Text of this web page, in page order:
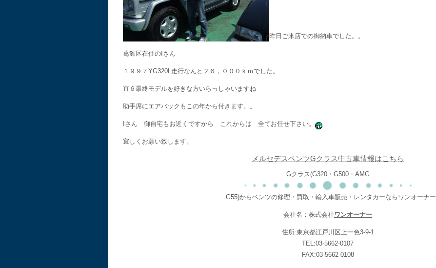
昨日ご来店での御納車でした。。
葛飾区在住のIさん
１９９７YG320L走行なんと２６，０００ｋｍでした。
直６最終モデルを好きな方いらっしゃいますね
助手席にエアバックもこの年から付きます。。
Iさん 御自宅もお近くですから これからは 全てお任せ下さい。
宜しくお願い致します。
メルセデスベンツGクラス中古車情報はこちら
Gクラス(G320・G500・AMG
G55)からベンツの修理・買取・輸入車販売・レンタカーならワンオーナー
会社名：株式会社ワンオーナー
住所:東京都江戸川区上一色3-9-1
TEL:03-5662-0107
FAX:03-5662-0108